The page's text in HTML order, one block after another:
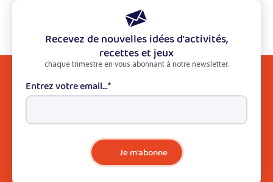
Recevez de nouvelles idées d'activités,
recettes et jeux
chaque trimestre en vous abonnant à notre newsletter.
Entrez votre email...*
Je m'abonne